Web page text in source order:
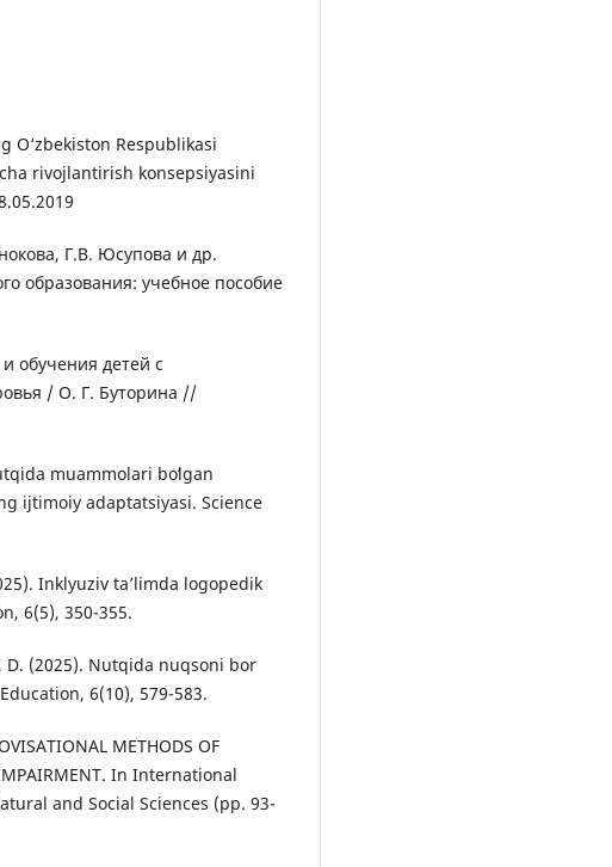
O‘zbekiston Respublikasi
rivojlantirish konsepsiyasini
Г.В. Юсупова и др.
образования: учебное пособие
обучения детей с
/ О. Г. Буторина //
muammolari boʻlgan
ijtimoiy adaptatsiyasi. Science
Inklyuziv taʼlimda logopedik
6(5), 350-355.
D. (2025). Nutqida nuqsoni bor
6(10), 579-583.
METHODS OF
IMPAIRMENT. In International
and Social Sciences (pp. 93-